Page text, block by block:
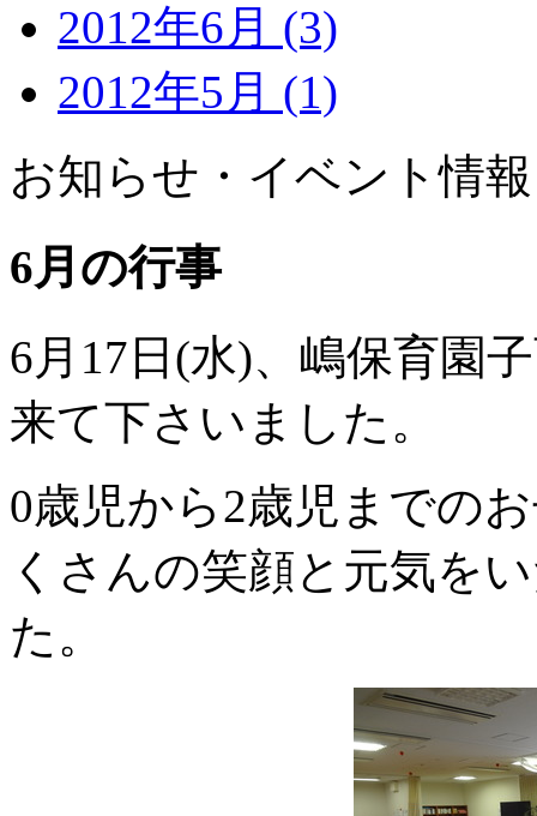
2012年6月 (3)
2012年5月 (1)
お知らせ・イベント情報
6月の行事
6月17日(水)、嶋保育園
来て下さいました。
0歳児から2歳児までの
くさんの笑顔と元気を
た。